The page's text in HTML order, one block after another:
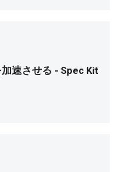
速させる - Spec Kit